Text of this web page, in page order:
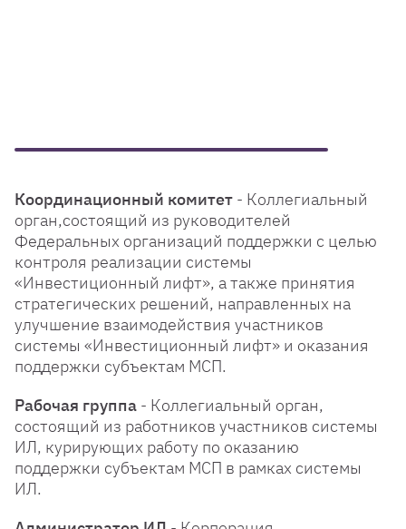
Координационный комитет - Коллегиальный
орган,состоящий из руководителей
Федеральных организаций поддержки с целью
контроля реализации системы
«Инвестиционный лифт», а также принятия
стратегических решений, направленных на
улучшение взаимодействия участников
системы «Инвестиционный лифт» и оказания
поддержки субъектам МСП.
Рабочая группа - Коллегиальный орган,
состоящий из работников участников системы
ИЛ, курирующих работу по оказанию
поддержки субъектам МСП в рамках системы
ИЛ.